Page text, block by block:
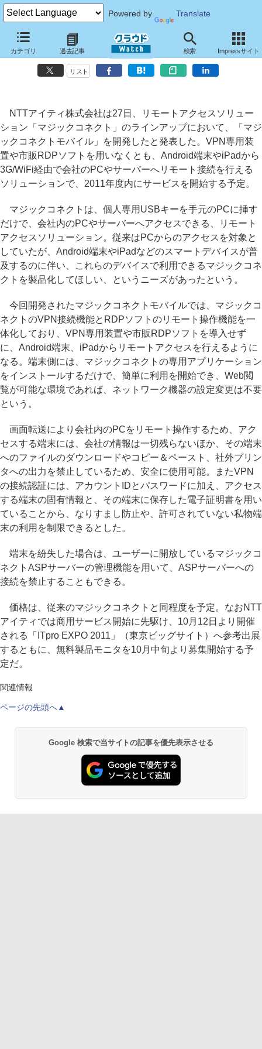
Powered by Translate
カテゴリ 過去記事 検索 Impressサイト
NTTアイティ、Android端末やiPadから社内へリモートアクセスでき
る「マジックコネクトモバイル」を開発
リスト
NTTアイティ株式会社は27日、リモートアクセスソリュー
ション「マジックコネクト」のラインアップにおいて、「マジ
ックコネクトモバイル」を開発したと発表した。VPN専用装
置や市販RDPソフトを用いなくとも、Android端末やiPadから
3G/WiFi経由で会社のPCやサーバーへリモート接続を行える
ソリューションで、2011年度内にサービスを開始する予定。
マジックコネクトは、個人専用USBキーを手元のPCに挿す
だけで、会社内のPCやサーバーへアクセスできる、リモート
アクセスソリューション。従来はPCからのアクセスを対象と
していたが、Android端末やiPadなどのスマートデバイスが普
及するのに伴い、これらのデバイスで利用できるマジックコネ
クトを製品化してほしい、というニーズがあったという。
今回開発されたマジックコネクトモバイルでは、マジックコ
ネクトのVPN接続機能とRDPソフトのリモート操作機能を一
体化しており、VPN専用装置や市販RDPソフトを導入せず
に、Android端末、iPadからリモートアクセスを行えるように
なる。端末側には、マジックコネクトの専用アプリケーション
をインストールするだけで、簡単に利用を開始でき、Web閲
覧が可能な環境であれば、ネットワーク機器の設定変更は不要
という。
画面転送により会社内のPCをリモート操作するため、アク
セスする端末には、会社の情報は一切残らないほか、その端末
へのファイルのダウンロードやコピー＆ペースト、社外プリン
タへの出力を禁止しているため、安全に使用可能。またVPN
の接続認証には、アカウントIDとパスワードに加え、アクセス
する端末の固有情報と、その端末に保存した電子証明書を用い
ていることから、なりすまし防止や、許可されていない私物端
末の利用を制限できるとした。
端末を紛失した場合は、ユーザーに開放しているマジックコ
ネクトASPサーバーの管理機能を用いて、ASPサーバーへの
接続を禁止することもできる。
価格は、従来のマジックコネクトと同程度を予定。なおNTT
アイティでは商用サービス開始に先駆け、10月12日より開催
される「ITpro EXPO 2011」（東京ビッグサイト）へ参考出展
するともに、無料製品モニタを10月中旬より募集開始する予
定だ。
関連情報
ページの先頭へ▲
Google 検索で当サイトの記事を優先表示させる